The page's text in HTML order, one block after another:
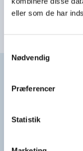
eller som de har
Nødvendig
Præferencer
Statistik